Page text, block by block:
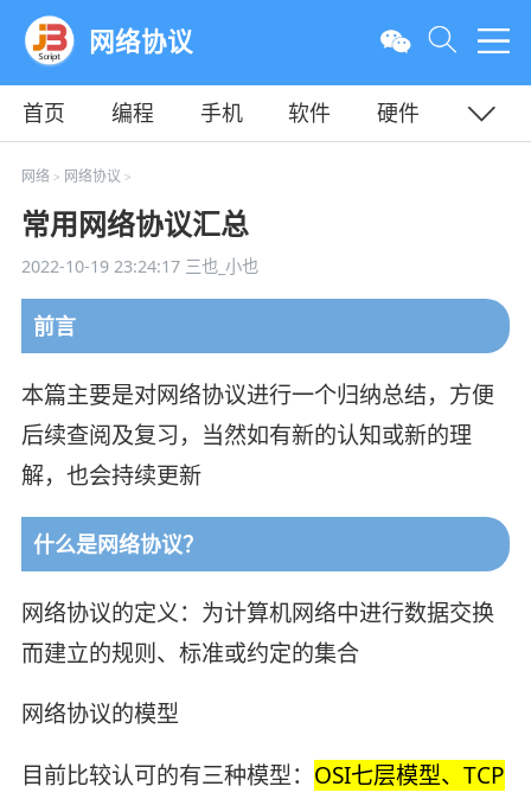
网络协议
首页 编程 手机 软件
硬件
教程
平面
网络> 网络协议 >
常用网络协议汇总
2022-10-19 23:24:17三也_小也
前言
本篇主要是对网络协议进行一个归纳总结，方便
后续查阅及复习，当然如有新的认知或新的理
解，也会持续更新
什么是网络协议？
网络协议的定义：为计算机网络中进行数据交换
而建立的规则、标准或约定的集合
网络协议的模型
目前比较认可的有三种模型： OSI七层模型、TCP